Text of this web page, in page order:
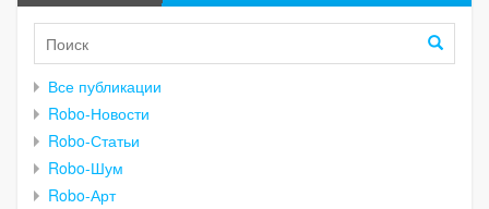
Все публикации
Robo-Новости
Robo-Статьи
Robo-Шум
Robo-Арт